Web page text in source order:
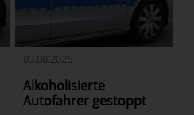
03.08.2026
Alkoholisierte
Autofahrer gestoppt